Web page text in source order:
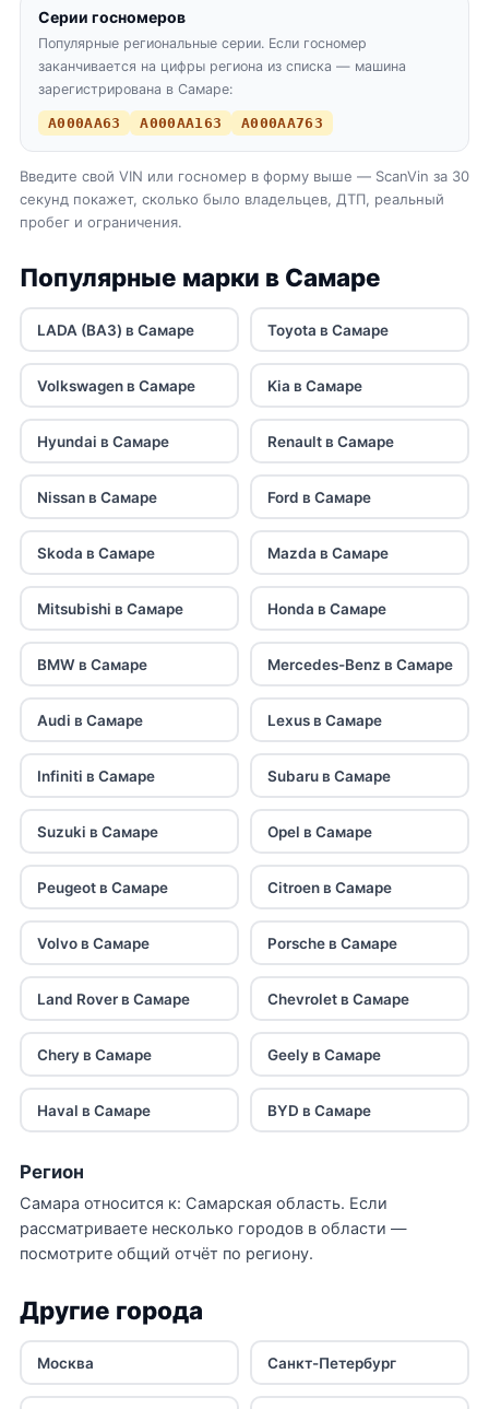
Серии госномеров
Популярные региональные серии. Если госномер
заканчивается на цифры региона из списка — машина
зарегистрирована в Самаре:
А000АА63 А000АА163 А000АА763
Введите свой VIN или госномер в форму выше — ScanVin за 30
секунд покажет, сколько было владельцев, ДТП, реальный
пробег и ограничения.
Популярные марки в Самаре
LADA (ВАЗ) в Самаре Toyota в Самаре
Volkswagen в Самаре Kia в Самаре
Hyundai в Самаре Renault в Самаре
Nissan в Самаре Ford в Самаре
Skoda в Самаре Mazda в Самаре
Mitsubishi в Самаре Honda в Самаре
BMW в Самаре Mercedes-Benz в Самаре
Audi в Самаре Lexus в Самаре
Infiniti в Самаре Subaru в Самаре
Suzuki в Самаре Opel в Самаре
Peugeot в Самаре Citroen в Самаре
Volvo в Самаре Porsche в Самаре
Land Rover в Самаре Chevrolet в Самаре
Chery в Самаре Geely в Самаре
Haval в Самаре BYD в Самаре
Регион
Самара относится к: Самарская область. Если
рассматриваете несколько городов в области —
посмотрите общий отчёт по региону.
Другие города
Москва Санкт-Петербург